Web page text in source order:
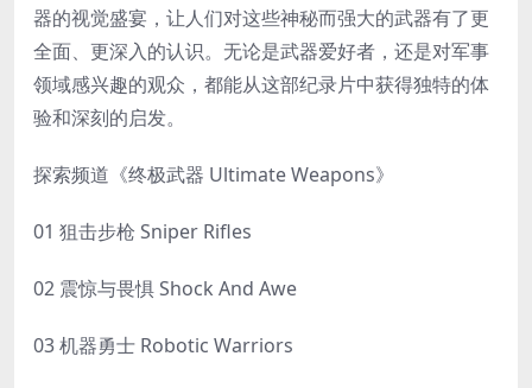
器的视觉盛宴，让人们对这些神秘而强大的武器有了更
全面、更深入的认识。无论是武器爱好者，还是对军事
领域感兴趣的观众，都能从这部纪录片中获得独特的体
验和深刻的启发。
探索频道《终极武器 Ultimate Weapons》
01 狙击步枪 Sniper Rifles
02 震惊与畏惧 Shock And Awe
03 机器勇士 Robotic Warriors